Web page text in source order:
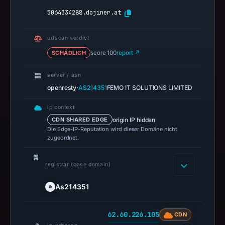
2026
UTC.
do
not
5064334288.dojiner.at
urlscan verdict
SCHÄDLICH score 100report ↗
server / asn
openresty·AS214351FEMO IT SOLUTIONS LIMITED
ip context
CDN SHARED EDGE origin IP hidden
Die Edge-IP-Reputation wird dieser Domäne nicht
zugeordnet.
registrar (base domain)
As214351
62.60.226.105 CDN